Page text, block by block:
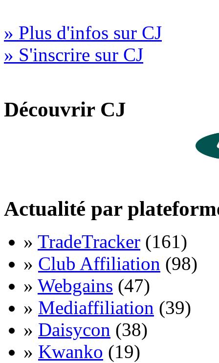
» Plus d'infos sur CJ
» S'inscrire sur CJ
Découvrir CJ
Actualité par
» TradeTracker (161)
» Club Affiliation (98)
» Webgains (47)
» Mediaffiliation (39)
» Daisycon (38)
» Kwanko (19)